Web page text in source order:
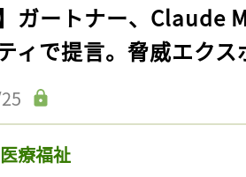
】ガートナー、Claude
ィで提言。脅威エク
療福祉